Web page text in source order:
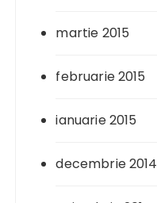
martie 2015
februarie 2015
ianuarie 2015
decembrie 2014